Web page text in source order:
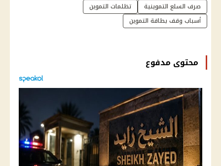
صرف السلع التموينية
تظلمات التموين
أسباب وقف بطاقة التموين
محتوى مدفوع